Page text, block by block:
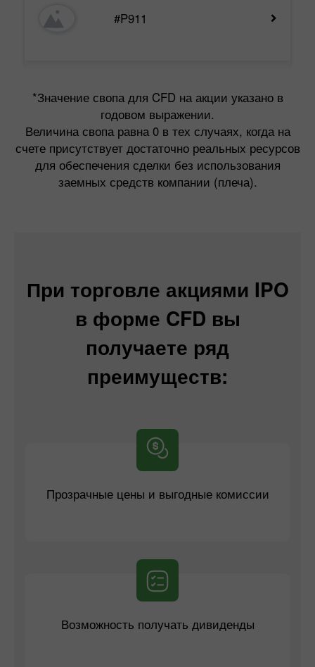
#P911
*Значение свопа для CFD на акции указано в
годовом выражении.
Величина свопа равна 0 в тех случаях, когда на
счете присутствует достаточно реальных ресурсов
для обеспечения сделки без использования
заемных средств компании (плеча).
При торговле акциями IPO
в форме CFD вы
получаете ряд
преимуществ:
Прозрачные цены и выгодные комиссии
Возможность получать дивиденды